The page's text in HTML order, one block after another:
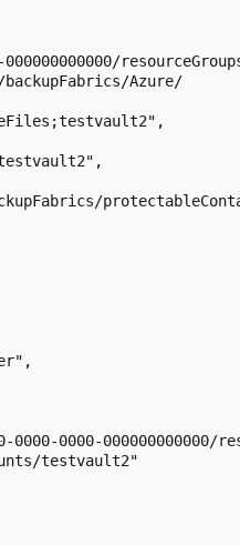
Azure/
0000-000000000000/
testvault2"